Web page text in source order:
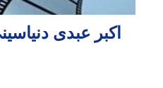
اکبر عبدی